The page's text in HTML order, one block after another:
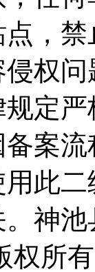
，
权
规定
案
此
神池
权所有